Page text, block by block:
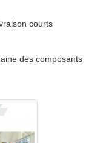
courts
des composants